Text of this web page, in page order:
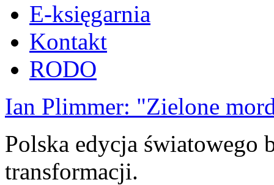
E-księgarnia
Kontakt
RODO
Ian Plimmer: "Zielone
Polska edycja światowego
transformacji.